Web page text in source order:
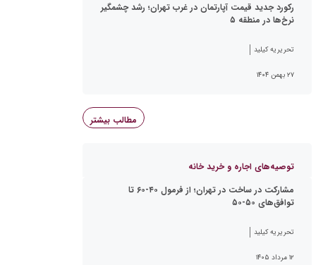
رکورد جدید قیمت آپارتمان در غرب تهران؛ رشد چشمگیر
نرخ‌ها در منطقه ۵
تحریریه کیلید
۲۷ بهمن ۱۴۰۴
مطالب بیشتر
توصیه‌های اجاره و خرید خانه
مشارکت در ساخت در تهران؛ از فرمول ۴۰-۶۰ تا
توافق‌های ۵۰-۵۰
تحریریه کیلید
۱۲ مرداد ۱۴۰۵